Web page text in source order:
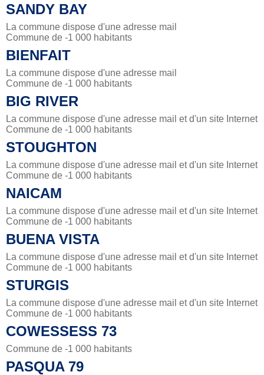
SANDY BAY
La commune dispose d'une adresse mail
Commune de -1 000 habitants
BIENFAIT
La commune dispose d'une adresse mail
Commune de -1 000 habitants
BIG RIVER
La commune dispose d'une adresse mail et d'un site Internet
Commune de -1 000 habitants
STOUGHTON
La commune dispose d'une adresse mail et d'un site Internet
Commune de -1 000 habitants
NAICAM
La commune dispose d'une adresse mail et d'un site Internet
Commune de -1 000 habitants
BUENA VISTA
La commune dispose d'une adresse mail et d'un site Internet
Commune de -1 000 habitants
STURGIS
La commune dispose d'une adresse mail et d'un site Internet
Commune de -1 000 habitants
COWESSESS 73
Commune de -1 000 habitants
PASQUA 79